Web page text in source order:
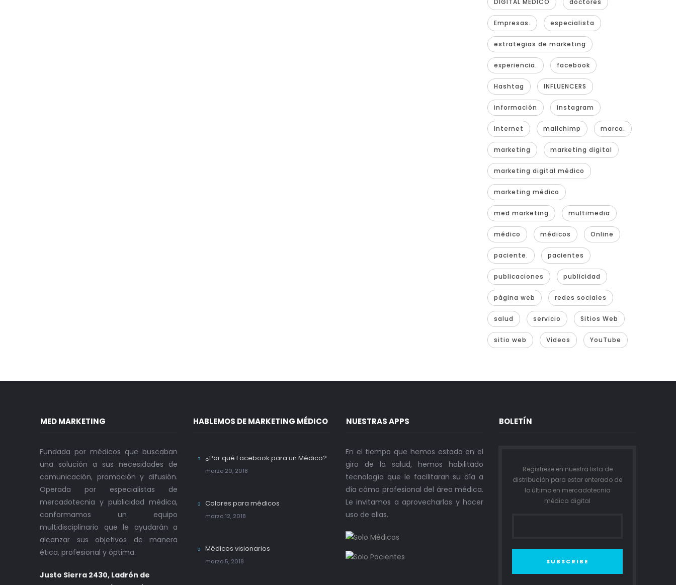
DIGITAL MEDICO doctores
Empresas. especialista
estrategias de marketing
experiencia. facebook
Hashtag INFLUENCERS
información instagram
Internet mailchimp marca.
marketing marketing digital
marketing digital médico
marketing médico
med marketing multimedia
médico médicos Online
paciente. pacientes
publicaciones publicidad
página web redes sociales
salud servicio Sitios Web
sitio web Vídeos YouTube
MED MARKETING
Fundada por médicos que buscaban
una solución a sus necesidades de
comunicación, promoción y difusión.
Operada por especialistas de
mercadotecnia y publicidad médica,
conformamos un equipo
multidisciplinario que le ayudarán a
alcanzar sus objetivos de manera
ética, profesional y óptima.
Justo Sierra 2430, Ladrón de
HABLEMOS DE MARKETING MÉDICO
¿Por qué Facebook para un Médico?
marzo 20, 2018
Colores para médicos
marzo 12, 2018
Médicos visionarios
marzo 5, 2018
NUESTRAS APPS
En el tiempo que hemos estado en el
giro de la salud, hemos habilitado
tecnología que le facilitaran su día a
día cómo profesional del área médica.
Le invitamos a aprovecharlas y hacer
uso de ellas.
BOLETÍN
Registrese en nuestra lista de
distribución para estar enterado de
lo último en mercadotecnia
médica digital
SUBSCRIBE